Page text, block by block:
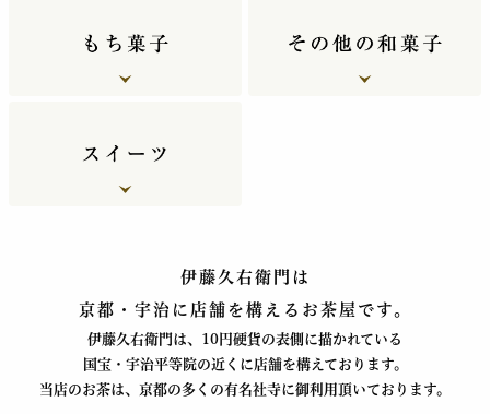
伊藤久右衛門は
京都・宇治に店舗を構えるお茶屋です。
伊藤久右衛門は、10円硬貨の表側に描かれている
国宝・宇治平等院の近くに店舗を構えております。
当店のお茶は、京都の多くの有名社寺に御利用頂いております。